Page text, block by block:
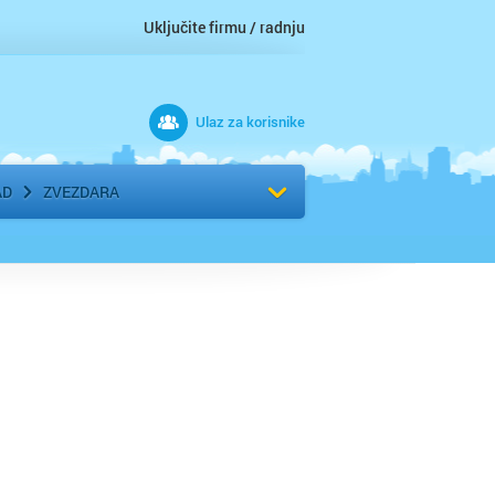
Uključite firmu / radnju
Ulaz za korisnike
ZVEZDARA